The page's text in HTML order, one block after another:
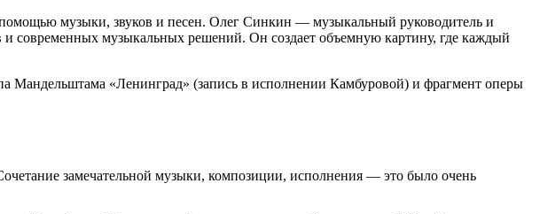
музыки, звуков и песен. Олег Синкин — музыкальный руководитель и
и современных музыкальных решений. Он создает объемную картину, где каждый
Мандельштама «Ленинград» (запись в исполнении Камбуровой) и фрагмент оперы
замечательной музыки, композиции, исполнения — это было очень